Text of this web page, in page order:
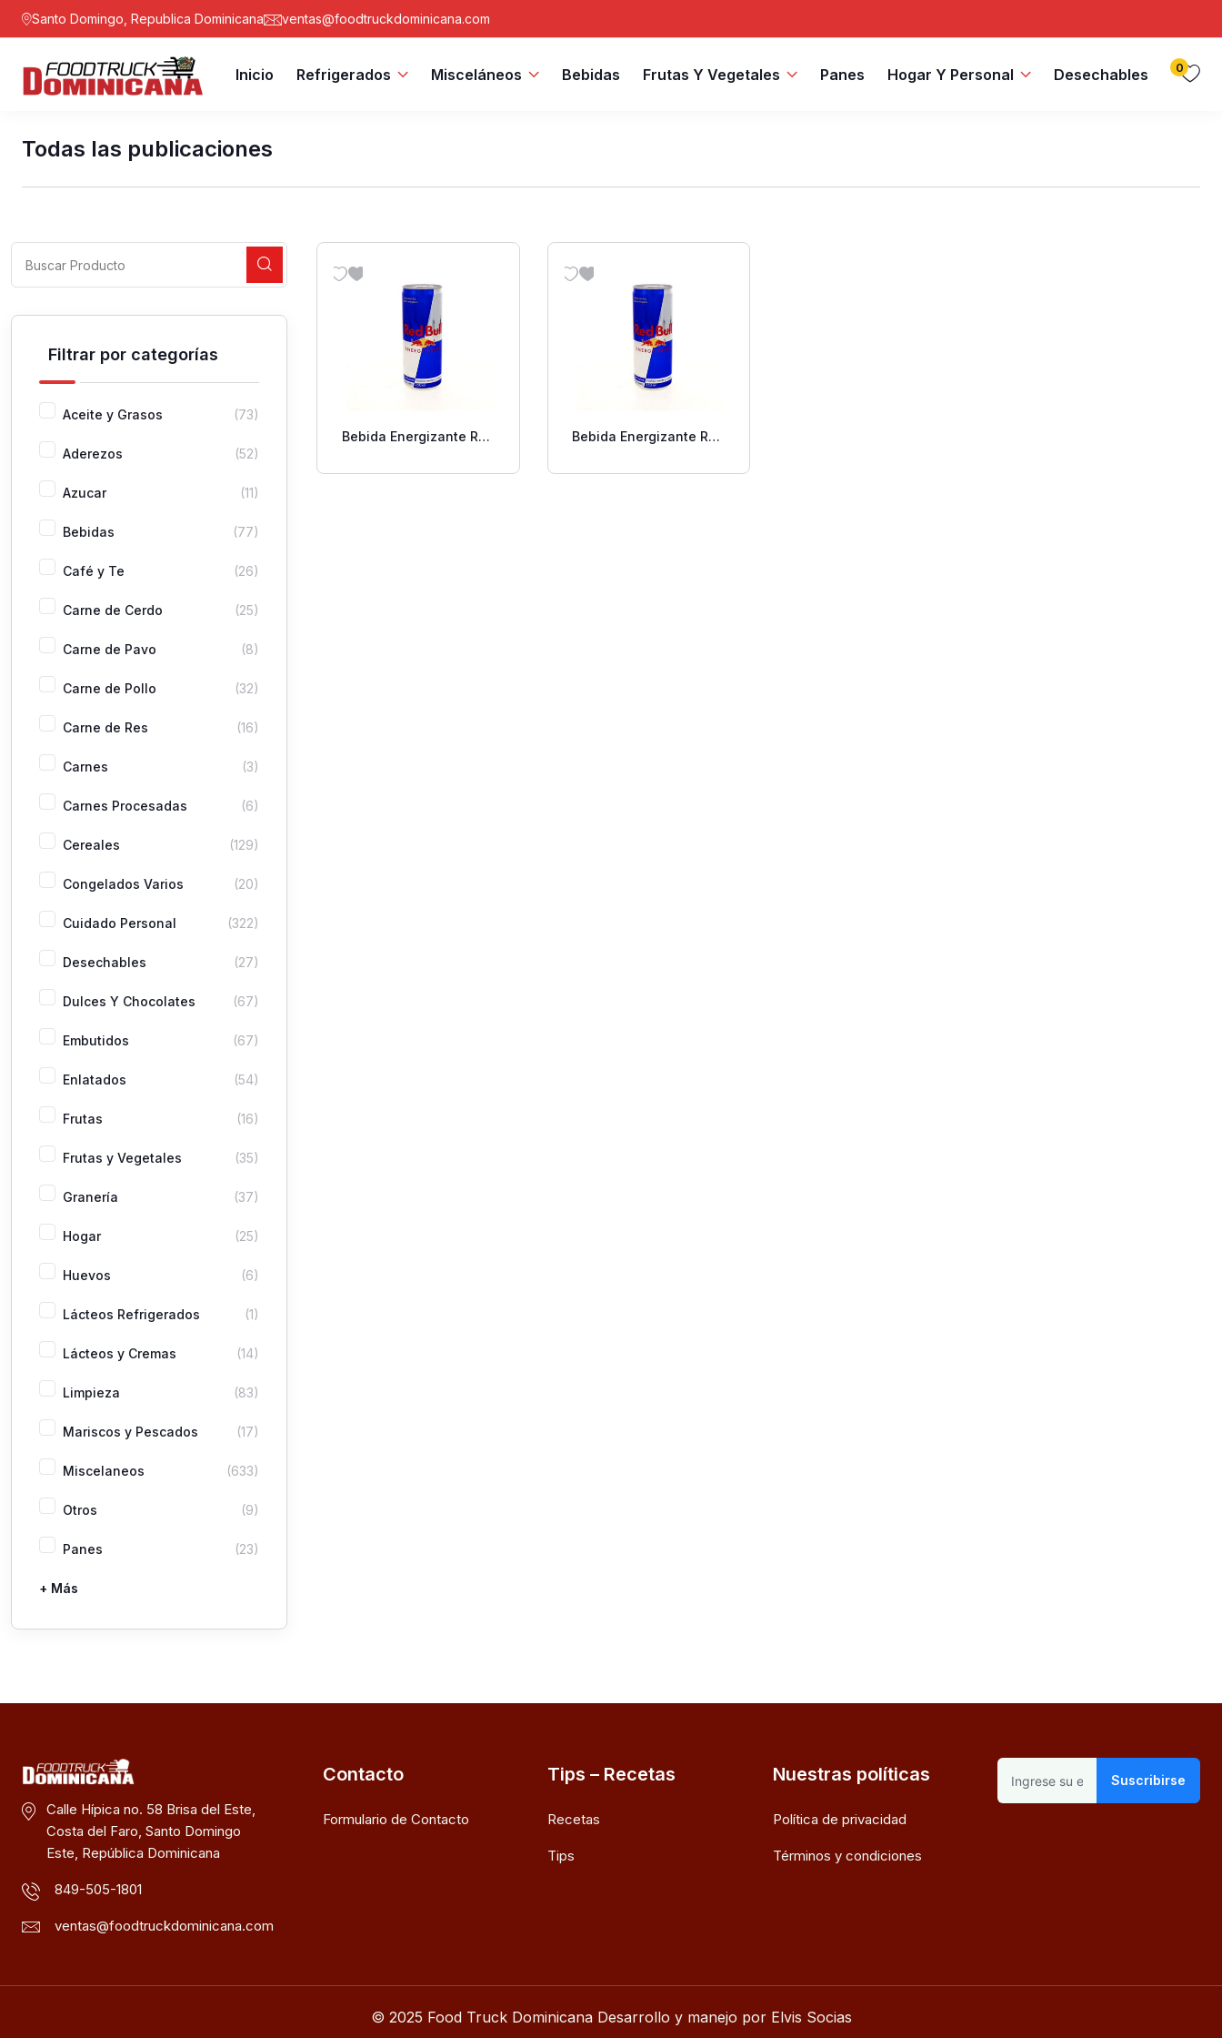
Santo Domingo, Republica Dominicana ventas@foodtruckdominicana.com
Inicio Refrigerados Misceláneos Bebidas Frutas Y Vegetales Panes Hogar Y Personal Desechables 0
Todas las publicaciones
Filtrar por categorías
Aceite y Grasos (73)
Aderezos (52)
Azucar (11)
Bebidas (77)
Café y Te (26)
Carne de Cerdo (25)
Carne de Pavo (8)
Carne de Pollo (32)
Carne de Res (16)
Carnes (3)
Carnes Procesadas (6)
Cereales (129)
Congelados Varios (20)
Cuidado Personal (322)
Desechables (27)
Dulces Y Chocolates (67)
Embutidos (67)
Enlatados (54)
Frutas (16)
Frutas y Vegetales (35)
Granería (37)
Hogar (25)
Huevos (6)
Lácteos Refrigerados (1)
Lácteos y Cremas (14)
Limpieza (83)
Mariscos y Pescados (17)
Miscelaneos (633)
Otros (9)
Panes (23)
Pastas
Picaderas
Sazones y Salsas
Vegetales
+ Más
Bebida Energizante Red
Bebida Energizante Red
Calle Hípica no. 58 Brisa del Este,
Costa del Faro, Santo Domingo
Este, República Dominicana
849-505-1801
ventas@foodtruckdominicana.com
Contacto
Formulario de Contacto
Tips – Recetas
Recetas
Tips
Nuestras políticas
Política de privacidad
Términos y condiciones
Suscribirse
© 2025 Food Truck Dominicana Desarrollo y manejo por Elvis Socias